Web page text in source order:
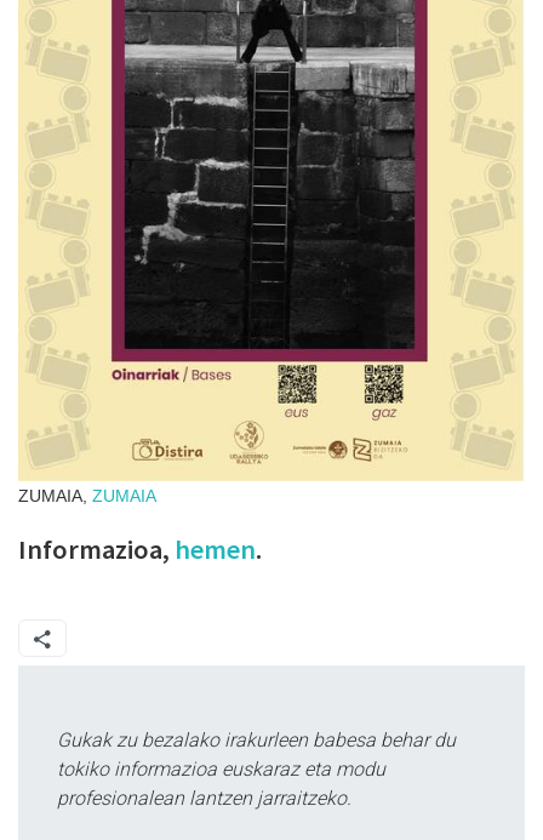
ZUMAIA, ZUMAIA
Informazioa, hemen.
Gukak zu bezalako irakurleen babesa behar du
tokiko informazioa euskaraz eta modu
profesionalean lantzen jarraitzeko.